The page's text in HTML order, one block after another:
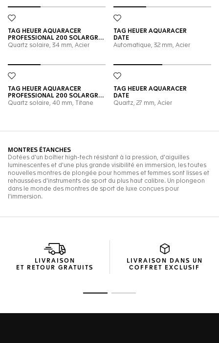
LIVRAISON
ET RETOUR GRATUITS
LIVRAISON DANS UN
COFFRET EXCLUSIF